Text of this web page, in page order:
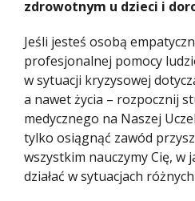
zdrowotnym u dzieci i
Jeśli jesteś osobą
profesjonalnej pomocy
w sytuacji kryzysowej
a nawet życia – rozpocznij
medycznego na Naszej
tylko osiągnąć zawód
wszystkim nauczymy Cię, w
działać w sytuacjach